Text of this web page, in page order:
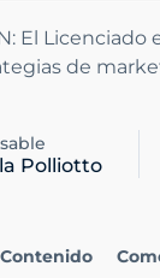
El
de
Polliotto
Contenido